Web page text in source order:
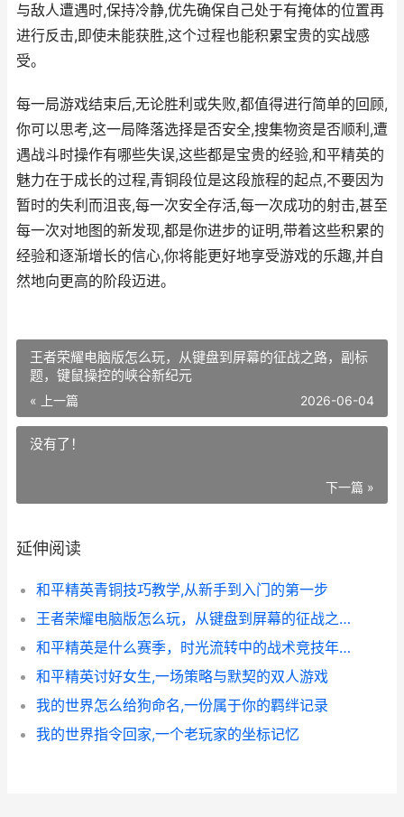
与敌人遭遇时,保持冷静,优先确保自己处于有掩体的位置再
进行反击,即使未能获胜,这个过程也能积累宝贵的实战感
受。
每一局游戏结束后,无论胜利或失败,都值得进行简单的回顾,
你可以思考,这一局降落选择是否安全,搜集物资是否顺利,遭
遇战斗时操作有哪些失误,这些都是宝贵的经验,和平精英的
魅力在于成长的过程,青铜段位是这段旅程的起点,不要因为
暂时的失利而沮丧,每一次安全存活,每一次成功的射击,甚至
每一次对地图的新发现,都是你进步的证明,带着这些积累的
经验和逐渐增长的信心,你将能更好地享受游戏的乐趣,并自
然地向更高的阶段迈进。
王者荣耀电脑版怎么玩，从键盘到屏幕的征战之路，副标
题，键鼠操控的峡谷新纪元
« 上一篇 2026-06-04
没有了！
下一篇 »
延伸阅读
和平精英青铜技巧教学,从新手到入门的第一步
王者荣耀电脑版怎么玩，从键盘到屏幕的征战之路，副标题，键鼠操控的峡谷新纪元
和平精英是什么赛季，时光流转中的战术竞技年轮
和平精英讨好女生,一场策略与默契的双人游戏
我的世界怎么给狗命名,一份属于你的羁绊记录
我的世界指令回家,一个老玩家的坐标记忆